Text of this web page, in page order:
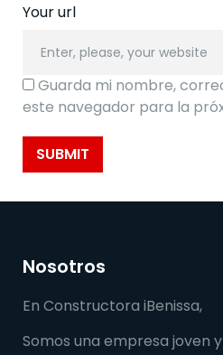
Your url
Guarda mi nombre,
este navegador para la
Nosotros
En Constructora iBenissa,
Somos una empresa joven